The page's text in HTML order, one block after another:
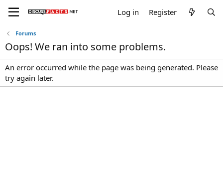
Log in Register
Forums
Oops! We ran into some problems.
An error occurred while the page was being generated. Please
try again later.